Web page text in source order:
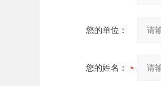
您的单位：
您的姓名：